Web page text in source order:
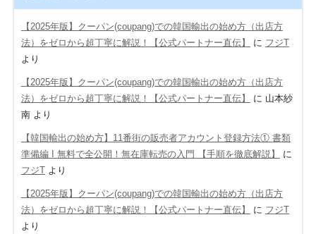
【2025年版】クーパン(coupang)での韓国輸出の始め方（出店方
法）をゼロから超丁寧に解説！【公式パートナー直伝】
に フジT
より
【2025年版】クーパン(coupang)での韓国輸出の始め方（出店方
法）をゼロから超丁寧に解説！【公式パートナー直伝】
に 山本紗
南より
【韓国輸出の始め方】11番街の販売者アカウント登録方法① 書類
準備編 Ι 無料で全公開！無在庫転売の入門 【手順を徹底解説】
に
フジTより
【2025年版】クーパン(coupang)での韓国輸出の始め方（出店方
法）をゼロから超丁寧に解説！【公式パートナー直伝】
に フジT
より